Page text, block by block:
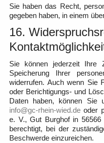
Sie haben das Recht,
gegeben haben, in einem
16.
Sie können jederzeit Ihre
Speicherung Ihrer
widerrufen. Auch wenn Sie
oder Berichtigungs- und
Daten haben, können Sie
info@gc-rhein-wied.deoder
e. V., Gut Burghof in
berechtigt, bei der
Beschwerde einzureichen.